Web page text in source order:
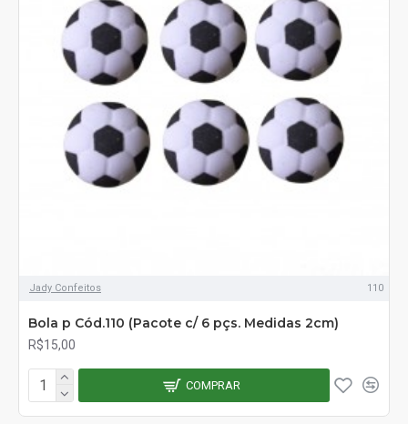
Jady Confeitos 110
Bola p Cód.110 (Pacote c/ 6 pçs. Medidas 2cm)
R$15,00
COMPRAR